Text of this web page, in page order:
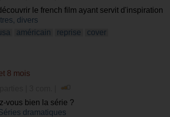
le french film ayant servit d'inspiration
divers
américain reprise cover
8 mois
vous bien la série ?
dramatiques